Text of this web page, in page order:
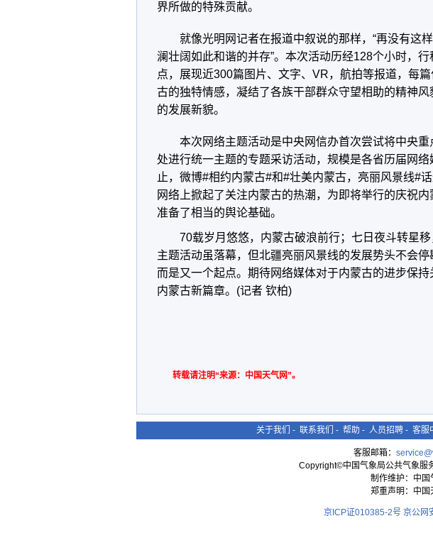
界所做的特殊贡献。
就像光明网记者在报道中叙说的那样，“再没有这
澜壮阔如此和谐的并存”。本次活动历经128个小时，
点，展现近300篇图片、文字、VR，航拍等报道，每
古的独特情感，凝结了各族干部群众守望相助的精神
的发展新貌。
本次网络主题活动是中央网信办首次尝试将中央重
处进行统一主题的专题采访活动，规模是各省历届网
止，微博#相约内蒙古#和#壮美内蒙古，亮丽风景线#
网络上掀起了关注内蒙古的热潮，为即将举行的庆祝内
准备了相当的舆论基础。
70载岁月悠悠，内蒙古破浪前行；七日夜斗转星移
主题活动虽落幕，但北疆亮丽风景线的发展势头不会停
而是又一个起点。期待网络媒体对于内蒙古的进步保
内蒙古新篇章。(记者 钦柏)
转载请注明“来源：中国天气网”。
关于我们 - 联系我们 - 帮助 - 人员招聘 - 客服
客服邮箱：
Copyright©中国气象局公共气象服
制作维护：中国
郑重声明：中国
京ICP证010385-2号 京公网